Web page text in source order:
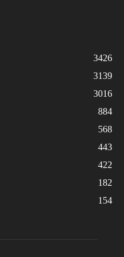
3426
3139
3016
884
568
443
422
182
154